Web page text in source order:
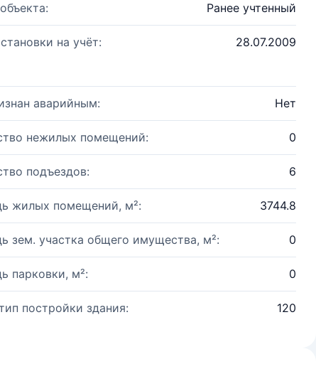
Ранее учтенный
на учёт: 28.07.2009
аварийным: Нет
нежилых помещений: 0
подъездов: 6
жилых помещений, м²: 3744.8
зем. участка общего имущества, м²: 0
парковки, м²: 0
постройки здания: 120